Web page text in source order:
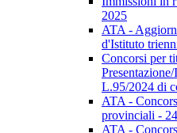
2025
ATA -
d'Istituto
Concorsi per
L.95/2024 di
ATA -
provinciali -
ATA -